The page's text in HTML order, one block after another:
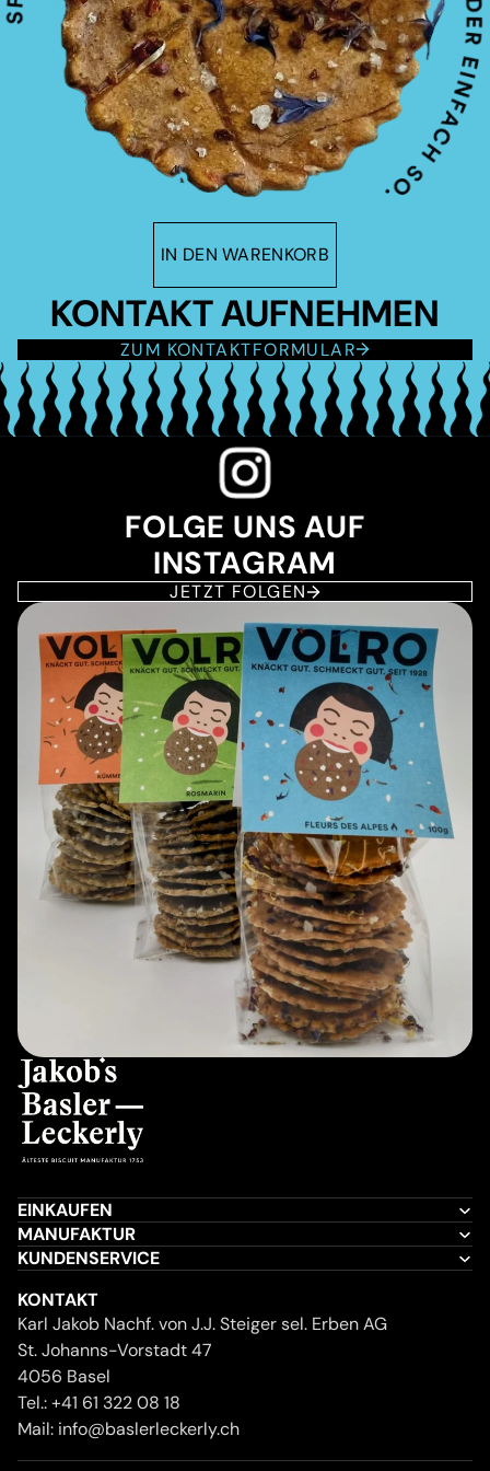
IN DEN WARENKORB
KONTAKT AUFNEHMEN
ZUM KONTAKTFORMULAR
FOLGE UNS AUF
INSTAGRAM
JETZT FOLGEN
EINKAUFEN
MANUFAKTUR
KUNDENSERVICE
KONTAKT
Karl Jakob Nachf. von J.J. Steiger sel. Erben AG
St. Johanns-Vorstadt 47
4056 Basel
Tel.:+41 61 322 08 18
Mail: info@baslerleckerly.ch